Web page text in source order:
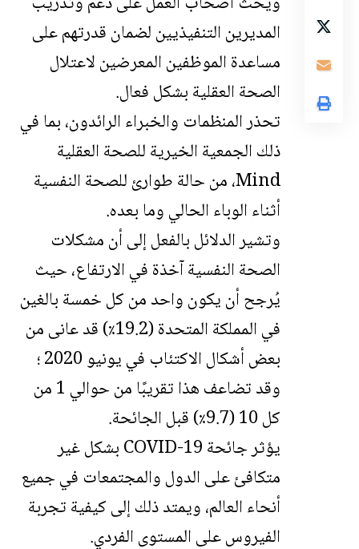
المديرين التنفيذيين لضمان قدرتهم على
مساعدة الموظفين المعرضين لاعتلال
الصحة العقلية بشكل فعال.
تحذر المنظمات والخبراء الرائدون، بما في
ذلك الجمعية الخيرية للصحة العقلية
Mind، من حالة طوارئ للصحة النفسية
أثناء الوباء الحالي وما بعده.
وتشير الدلائل بالفعل إلى أن مشكلات
الصحة النفسية آخذة في الارتفاع، حيث
يُرجح أن يكون واحد من كل خمسة بالغين
في المملكة المتحدة (19.2٪) قد عانى من
بعض أشكال الاكتئاب في يونيو 2020 ؛
وقد تضاعف هذا تقريبًا من حوالي 1 من
كل 10 (9.7٪) قبل الجائحة.
يؤثر جائحة COVID-19 بشكل غير
متكافئ على الدول والمجتمعات في جميع
أنحاء العالم، ويمتد ذلك إلى كيفية تجربة
الفيروس على المستوى الفردي.